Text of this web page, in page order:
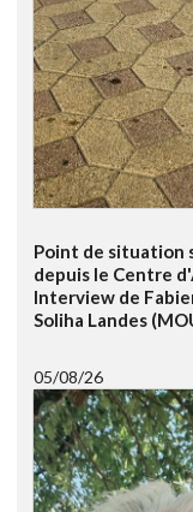
Point de situation
depuis le Centre
Interview de
Soliha Landes
05/08/26